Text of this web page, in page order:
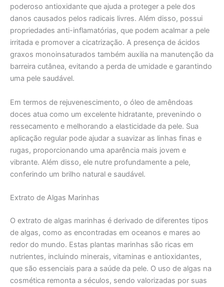
poderoso antioxidante que ajuda a proteger a pele dos
danos causados pelos radicais livres. Além disso, possui
propriedades anti-inflamatórias, que podem acalmar a pele
irritada e promover a cicatrização. A presença de ácidos
graxos monoinsaturados também auxilia na manutenção da
barreira cutânea, evitando a perda de umidade e garantindo
uma pele saudável.
Em termos de rejuvenescimento, o óleo de amêndoas
doces atua como um excelente hidratante, prevenindo o
ressecamento e melhorando a elasticidade da pele. Sua
aplicação regular pode ajudar a suavizar as linhas finas e
rugas, proporcionando uma aparência mais jovem e
vibrante. Além disso, ele nutre profundamente a pele,
conferindo um brilho natural e saudável.
Extrato de Algas Marinhas
O extrato de algas marinhas é derivado de diferentes tipos
de algas, como as encontradas em oceanos e mares ao
redor do mundo. Estas plantas marinhas são ricas em
nutrientes, incluindo minerais, vitaminas e antioxidantes,
que são essenciais para a saúde da pele. O uso de algas na
cosmética remonta a séculos, sendo valorizadas por suas